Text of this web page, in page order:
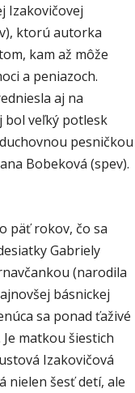
Izakovičovej
ktorú autorka
kam až môže
a peniazoch.
aj na
bol veľký potlesk
pesničkou
Bobeková (spev).
päť rokov, čo sa
Gabriely
(narodila
básnickej
sa ponad ťaživé
matkou šiestich
Izakovičová
nielen šesť detí, ale